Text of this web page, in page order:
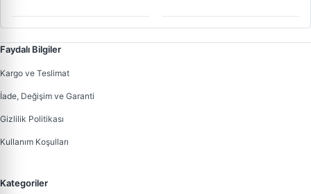
Faydalı Bilgiler
Kargo ve Teslimat
İade, Değişim ve Garanti
Gizlilik Politikası
Kullanım Koşulları
Kategoriler